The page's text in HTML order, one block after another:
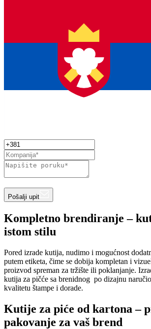
Pošalji upit
Kompletno brendiranje –
istom stilu
Pored izrade kutija, nudimo i mogućnost
putem etiketa, čime se dobija kompletan i
proizvod spreman za tržište ili poklanjanje.
kutija za pičće sa brenidnog po dizajnu
kvalitetu štampe i dorade.
Kutije za piće od kartona –
pakovanje za vaš brend